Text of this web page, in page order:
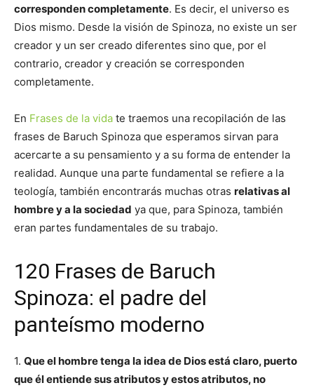
corresponden completamente. Es decir, el universo es
Dios mismo. Desde la visión de Spinoza, no existe un ser
creador y un ser creado diferentes sino que, por el
contrario, creador y creación se corresponden
completamente.
En Frases de la vida te traemos una recopilación de las
frases de Baruch Spinoza que esperamos sirvan para
acercarte a su pensamiento y a su forma de entender la
realidad. Aunque una parte fundamental se refiere a la
teología, también encontrarás muchas otras relativas al
hombre y a la sociedad ya que, para Spinoza, también
eran partes fundamentales de su trabajo.
120 Frases de Baruch
Spinoza: el padre del
panteísmo moderno
1. Que el hombre tenga la idea de Dios está claro, puerto
que él entiende sus atributos y estos atributos, no